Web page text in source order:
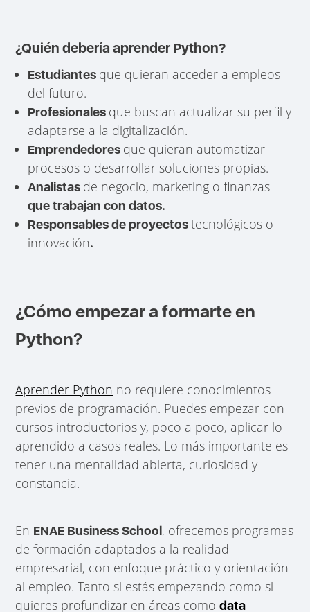
¿Quién debería aprender Python?
Estudiantes que quieran acceder a empleos
del futuro.
Profesionales que buscan actualizar su perfil y
adaptarse a la digitalización.
Emprendedores que quieran automatizar
procesos o desarrollar soluciones propias.
Analistas de negocio, marketing o finanzas
que trabajan con datos.
Responsables de proyectostecnológicos o
innovación.
¿Cómo empezar a formarte en
Python?
Aprender Python no requiere conocimientos
previos de programación. Puedes empezar con
cursos introductorios y, poco a poco, aplicar lo
aprendido a casos reales. Lo más importante es
tener una mentalidad abierta, curiosidad y
constancia.
En ENAE Business School, ofrecemos programas
de formación adaptados a la realidad
empresarial, con enfoque práctico y orientación
al empleo. Tanto si estás empezando como si
quieres profundizar en áreas comodata